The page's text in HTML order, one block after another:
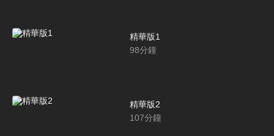
精華版1
98分鐘
精華版2
107分鐘